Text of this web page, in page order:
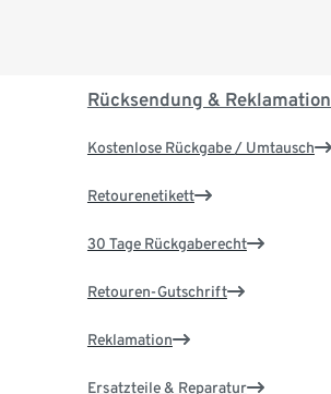
Rücksendung & Reklamation
Kostenlose Rückgabe / Umtausch
Retourenetikett
30 Tage Rückgaberecht
Retouren-Gutschrift
Reklamation
Ersatzteile & Reparatur